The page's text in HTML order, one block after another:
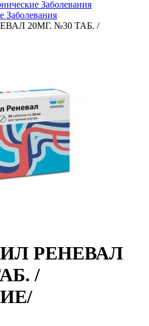
Заболевания
Заболевания
20МГ. №30 ТАБ. /
РЕНЕВАЛ
/